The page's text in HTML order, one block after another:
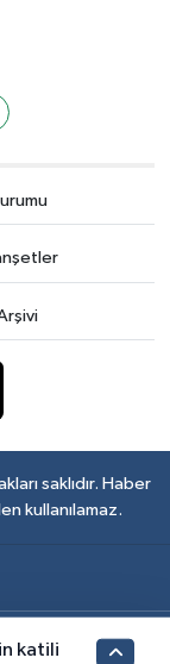
saklıdır. Haber
kullanılamaz.
katili